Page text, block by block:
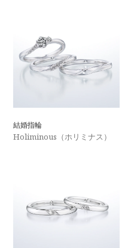
結婚指輪
Holiminous（ホリミナス）